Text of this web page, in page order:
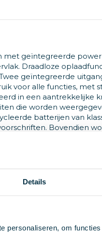
Details
personaliseren, om
geïntegreerde
Draadloze
geïntegreerde
voor alle functies, met
in een aantrekkelijke
die worden
batterijen van
Bovendien
de volgende
te voorkomen.
het doelapparaat.